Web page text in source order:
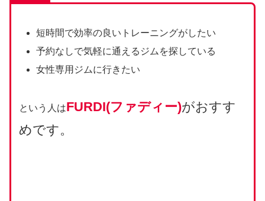
短時間で効率の良いトレーニングがしたい
予約なしで気軽に通えるジムを探している
女性専用ジムに行きたい
という人はFURDI(ファディー)がおすす
めです。